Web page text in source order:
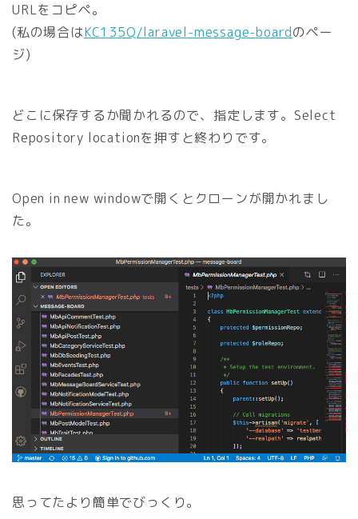
URLをコピペ。
(私の場合はKC135Q/laravel-message-boardのペー
ジ)
どこに保存するか聞かれるので、指定します。Select
Repository locationを押すと終わりです。
Open in new windowで開くとクローンが開かれまし
た。
思ってたより簡単でびっくり。